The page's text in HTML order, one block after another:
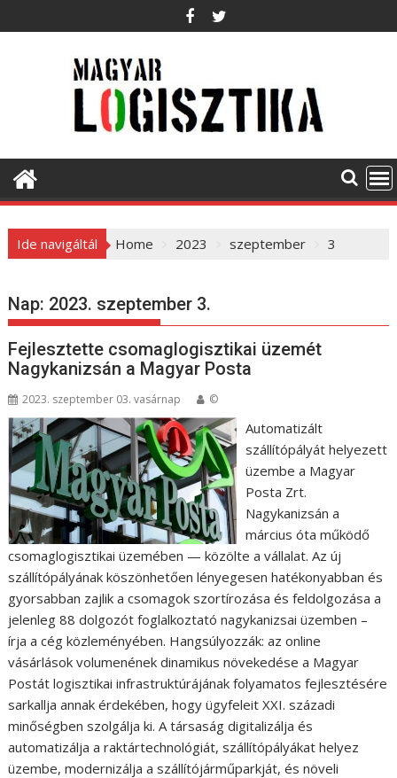
k
o
t
Ide navigáltál Home 2023 szeptember 3
Nap: 2023. szeptember 3.
Fejlesztette csomaglogisztikai üzemét
Nagykanizsán a Magyar Posta
2023. szeptember 03. vasárnap ©
Automatizált
szállítópályát helyezett
üzembe a Magyar
Posta Zrt.
Nagykanizsán a
március óta működő
csomaglogisztikai üzemében — közölte a vállalat. Az új
szállítópályának köszönhetően lényegesen hatékonyabban és
gyorsabban zajlik a csomagok szortírozása és feldolgozása a
jelenleg 88 dolgozót foglalkoztató nagykanizsai üzemben –
írja a cég közleményében. Hangsúlyozzák: az online
vásárlások volumenének dinamikus növekedése a Magyar
Postát logisztikai infrastruktúrájának folyamatos fejlesztésére
sarkallja annak érdekében, hogy ügyfeleit XXI. századi
minőségben szolgálja ki. A társaság digitalizálja és
automatizálja a raktártechnológiát, szállítópályákat helyez
üzembe, modernizálja a szállítójárműparkját, és növeli